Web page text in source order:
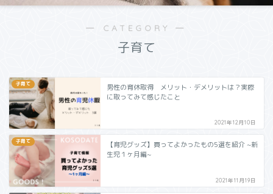
― CATEGORY ―
子育て
子育て
男性の育休取得 メリット・デメリットは？実際
に取ってみて感じたこと
2021年12月10日
子育て
【育児グッズ】買ってよかったもの5選を紹介 ~新
生児１ヶ月編~
2021年11月19日